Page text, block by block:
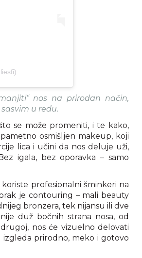
nos na prirodan način,
u redu.
se može promeniti, i te kako,
osmišljen makeup, koji
lica i učini da nos deluje uži,
igala, bez oporavka – samo
profesionalni šminkeri na
je contouring – mali beauty
bronzera, tek nijansu ili dve
duž bočnih strana nosa, od
nos će vizuelno delovati
prirodno, meko i gotovo